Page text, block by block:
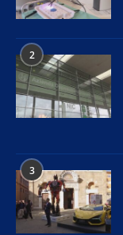
2
3